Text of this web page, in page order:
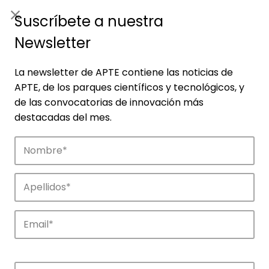
Empresas
Descubre las empresas que impulsan la
innovación en los parques de APTE.
Suscríbete a nuestra
Newsletter
La newsletter de APTE contiene las noticias de
APTE, de los parques científicos y tecnológicos, y
de las convocatorias de innovación más
destacadas del mes.